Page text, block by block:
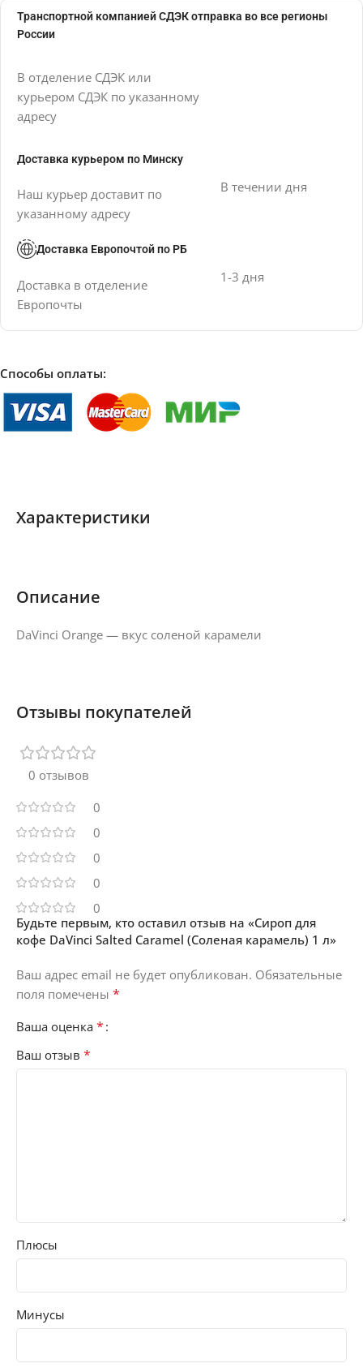
Транспортной компанией СДЭК отправка во все регионы
России
В отделение СДЭК или
курьером СДЭК по указанному
адресу
Доставка курьером по Минску
Наш курьер доставит по
указанному адресу
В течении дня
Доставка Европочтой по РБ
Доставка в отделение
Европочты
1-3 дня
Способы оплаты:
Описание
DaVinci Orange — вкус соленой карамели
Характеристики
Отзывы покупателей
0 отзывов
0
0
0
0
0
Будьте первым, кто оставил отзыв на «Сироп для
кофе DaVinci Salted Caramel (Соленая карамель) 1 л»
Ваш адрес email не будет опубликован. Обязательные
поля помечены *
Ваша оценка *
Ваш отзыв *
Плюсы
Минусы